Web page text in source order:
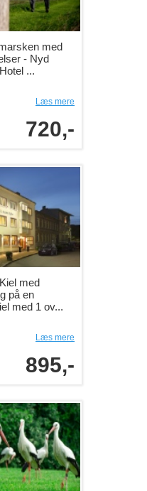
med
- Nyd
...
Læs mere
720,-
med
på en
med 1 ov...
Læs mere
895,-